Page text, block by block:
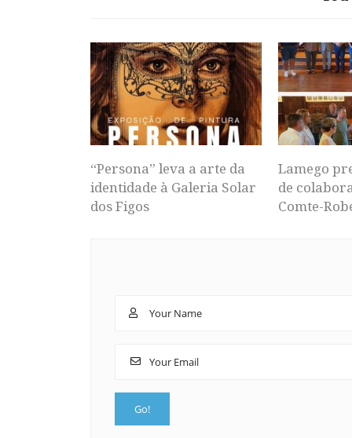
“Persona” leva a arte da
identidade à Galeria Solar
dos Figos
Lamego
de
Comte-